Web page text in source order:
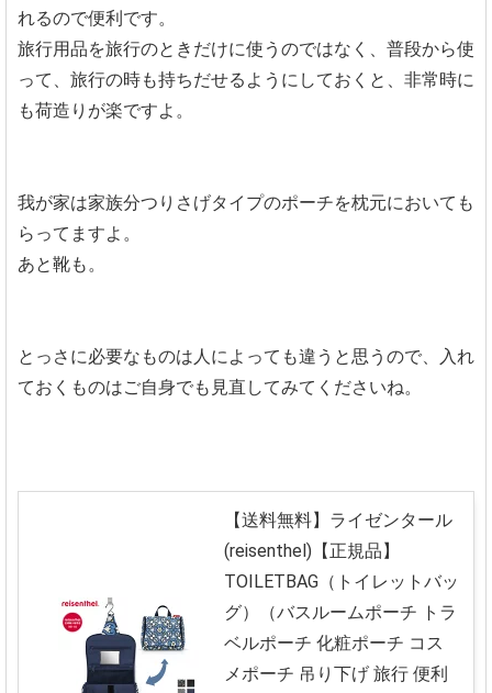
れるので便利です。
旅行用品を旅行のときだけに使うのではなく、普段から使
って、旅行の時も持ちだせるようにしておくと、非常時に
も荷造りが楽ですよ。
我が家は家族分つりさげタイプのポーチを枕元においても
らってますよ。
あと靴も。
とっさに必要なものは人によっても違うと思うので、入れ
ておくものはご自身でも見直してみてくださいね。
【送料無料】ライゼンタール
(reisenthel)【正規品】
TOILETBAG（トイレットバッ
グ）（バスルームポーチ トラ
ベルポーチ 化粧ポーチ コス
メポーチ 吊り下げ 旅行 便利